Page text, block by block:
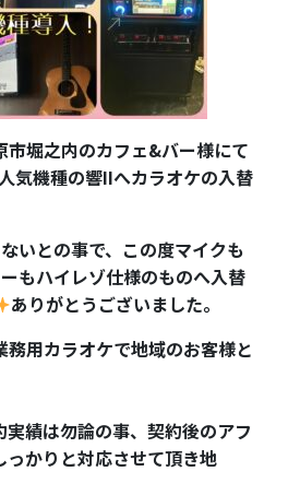
市堀之内のカフェ&バー様にて
気機種の響IIへカラオケの入替
いとの事で、この度マイクも
もハイレゾ仕様のものへ入替
ありがとうございました。
用カラオケで地域のお客様と
た
績は勿論の事、契約後のアフ
っかりと対応させて頂き地